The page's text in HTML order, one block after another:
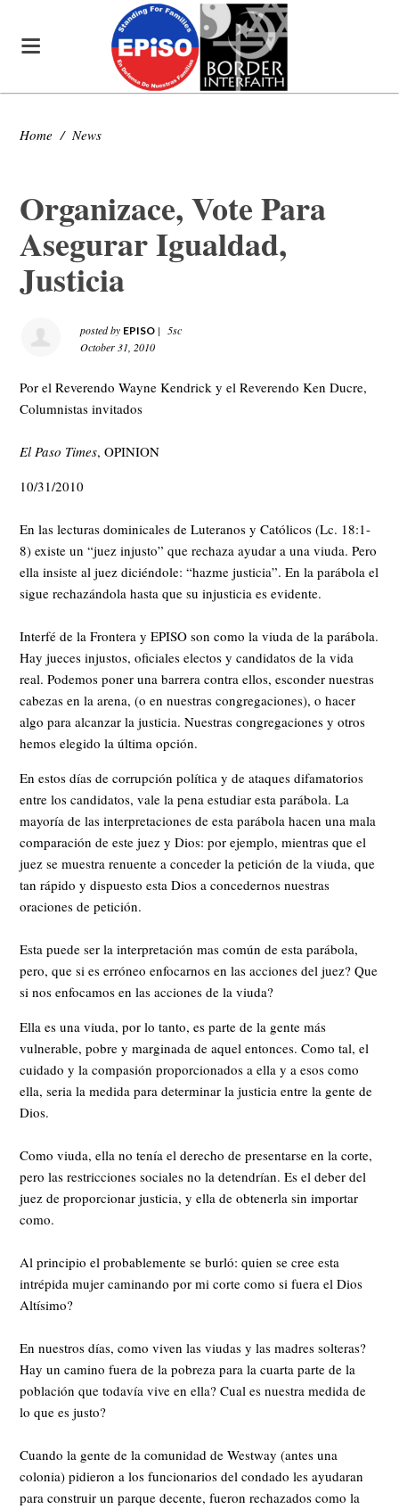
Home / News
Organizace, Vote Para
Asegurar Igualdad,
Justicia
posted by EPISO |
5sc
October 31, 2010
Por el Reverendo Wayne Kendrick y el Reverendo Ken Ducre,
Columnistas invitados
El Paso Times, OPINION
10/31/2010
En las lecturas dominicales de Luteranos y Católicos (Lc. 18:1-
8) existe un “juez injusto” que rechaza ayudar a una viuda. Pero
ella insiste al juez diciéndole: “hazme justicia”. En la parábola el
sigue rechazándola hasta que su injusticia es evidente.
Interfé de la Frontera y EPISO son como la viuda de la parábola.
Hay jueces injustos, oficiales electos y candidatos de la vida
real. Podemos poner una barrera contra ellos, esconder nuestras
cabezas en la arena, (o en nuestras congregaciones), o hacer
algo para alcanzar la justicia. Nuestras congregaciones y otros
hemos elegido la última opción.
En estos días de corrupción política y de ataques difamatorios
entre los candidatos, vale la pena estudiar esta parábola. La
mayoría de las interpretaciones de esta parábola hacen una mala
comparación de este juez y Dios: por ejemplo, mientras que el
juez se muestra renuente a conceder la petición de la viuda, que
tan rápido y dispuesto esta Dios a concedernos nuestras
oraciones de petición.
Esta puede ser la interpretación mas común de esta parábola,
pero, que si es erróneo enfocarnos en las acciones del juez? Que
si nos enfocamos en las acciones de la viuda?
Ella es una viuda, por lo tanto, es parte de la gente más
vulnerable, pobre y marginada de aquel entonces. Como tal, el
cuidado y la compasión proporcionados a ella y a esos como
ella, seria la medida para determinar la justicia entre la gente de
Dios.
Como viuda, ella no tenía el derecho de presentarse en la corte,
pero las restricciones sociales no la detendrían. Es el deber del
juez de proporcionar justicia, y ella de obtenerla sin importar
como.
Al principio el probablemente se burló: quien se cree esta
intrépida mujer caminando por mi corte como si fuera el Dios
Altísimo?
En nuestros días, como viven las viudas y las madres solteras?
Hay un camino fuera de la pobreza para la cuarta parte de la
población que todavía vive en ella? Cual es nuestra medida de
lo que es justo?
Cuando la gente de la comunidad de Westway (antes una
colonia) pidieron a los funcionarios del condado les ayudaran
para construir un parque decente, fueron rechazados como la